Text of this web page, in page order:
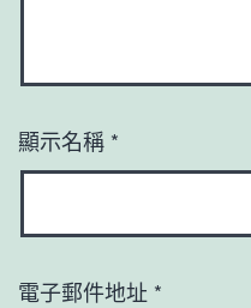
顯示名稱 *
電子郵件地址 *